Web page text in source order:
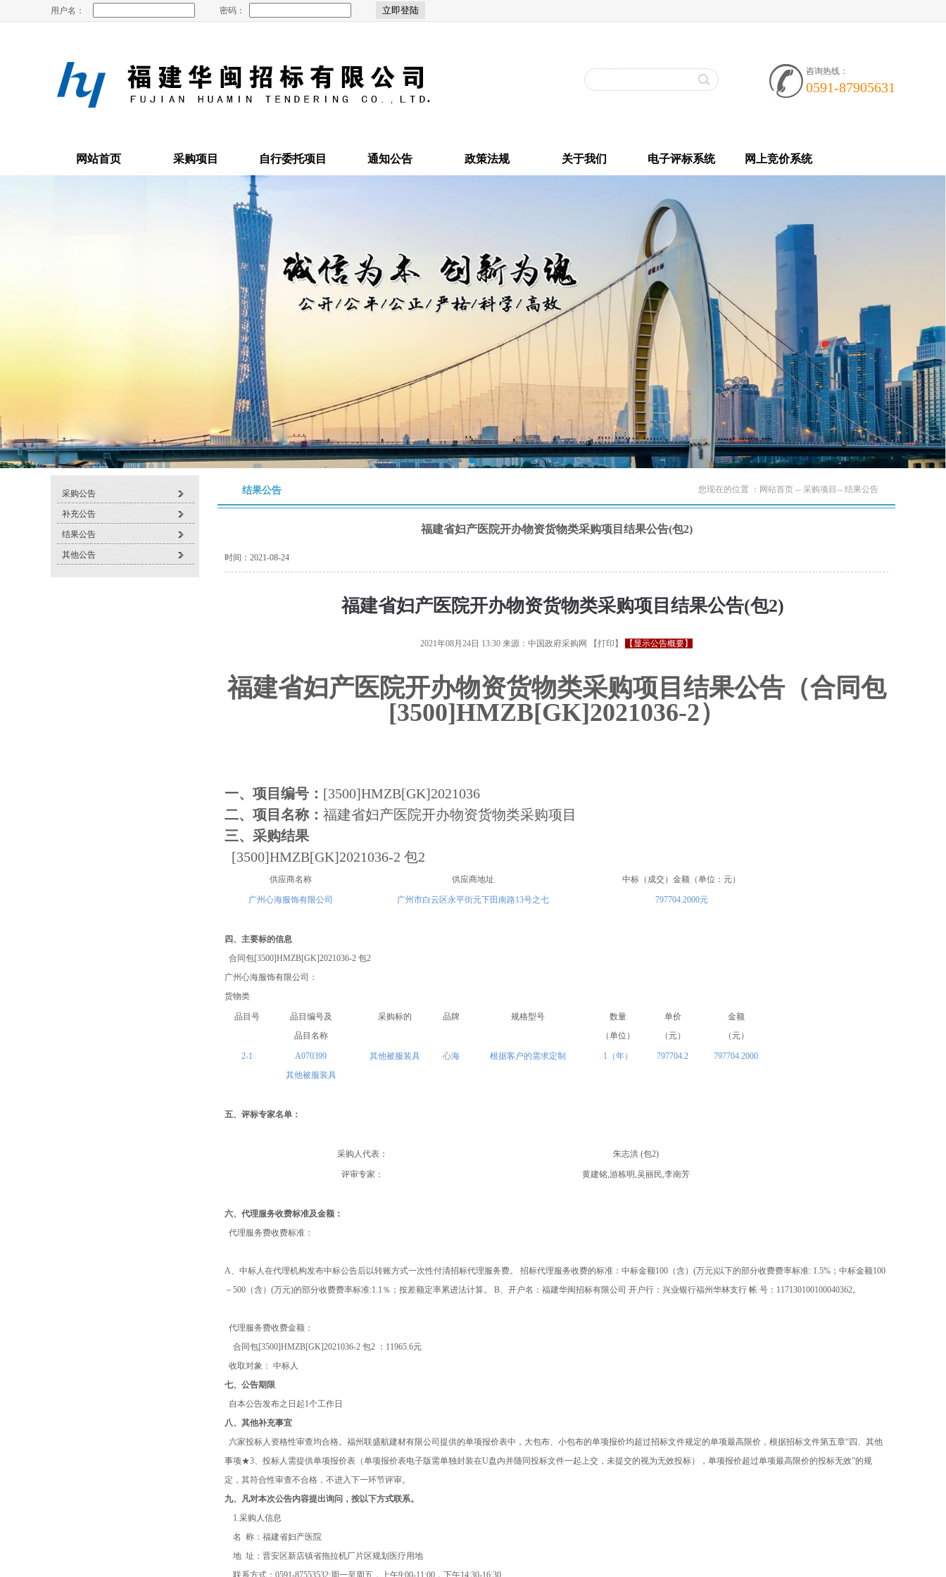
用户名： 密码：
咨询热线：
0591-87905631
网站首页 采购项目 自行委托项目 通知公告 政策法规 关于我们 电子评标系统 网上竞价系统
采购公告
补充公告
结果公告
其他公告
结果公告 您现在的位置 ： 网站首页 -- 采购项目-- 结果公告
福建省妇产医院开办物资货物类采购项目结果公告(包2)
时间：2021-08-24
福建省妇产医院开办物资货物类采购项目结果公告(包2)
2021年08月24日 13:30 来源： 中国政府采购网 【打印 】 【显示公告概要】
福建省妇产医院开办物资货物类采购项目 结果公告（合同包
[3500]HMZB[GK]2021036-2）
一、项目编号： [3500]HMZB[GK]2021036
二、项目名称： 福建省妇产医院开办物资货物类采购项目
三、采购结果
[3500]HMZB[GK]2021036-2 包2
供应商名称 供应商地址 中标（成交）金额（单位：元）
广州心海服饰有限公司 广州市白云区永平街元下田南路13号之七 797704.2000元
四、主要标的信息
合同包[3500]HMZB[GK]2021036-2 包2
广州心海服饰有限公司：
货物类
品目号
品目编号及
品目名称
采购标的 品牌 规格型号
数量
（单位）
单价
（元）
金额
（元）
2-1
A070399
其他被服装具
其他被服装具 心海 根据客户的需求定制 1（年） 797704.2 797704.2000
五、评标专家名单：
采购人代表： 朱志洪 (包2)
评审专家： 黄建铭,游栋明,吴丽民,李南芳
六、代理服务收费标准及金额：
代理服务费收费标准：
A、中标人在代理机构发布中标公告后以转账方式一次性付清招标代理服务费。 招标代理服务收费的标准：中标金额100（含）(万元)以下的部分收费费率标准: 1.5%；中标金额100
－500（含）(万元)的部分收费费率标准:1.1％；按差额定率累进法计算。 B、开户名：福建华闽招标有限公司 开户行：兴业银行福州华林支行 帐 号：117130100100040362。
代理服务费收费金额：
合同包[3500]HMZB[GK]2021036-2 包2 ： 11965.6元
收取对象： 中标人
七、公告期限
自本公告发布之日起1个工作日
八、其他补充事宜
六家投标人资格性审查均合格。福州联盛航建材有限公司提供的单项报价表中，大包布、小包布的单项报价均超过招标文件规定的单项最高限价，根据招标文件第五章“四、其他
事项★3、投标人需提供单项报价表（单项报价表电子版需单独封装在U盘内并随同投标文件一起上交，未提交的视为无效投标），单项报价超过单项最高限价的投标无效”的规
定，其符合性审查不合格，不进入下一环节评审。
九、凡对本次公告内容提出询问，按以下方式联系。
1.采购人信息
名 称： 福建省妇产医院
地 址： 晋安区新店镇省拖拉机厂片区规划医疗用地
联系方式： 0591-87553532;周一至周五，上午9:00-11:00，下午14:30-16:30